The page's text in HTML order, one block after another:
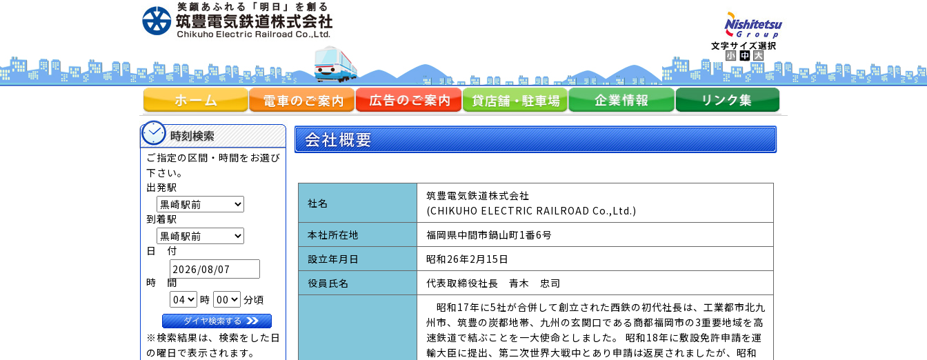
ご指定の区間・時間をお選び
下さい。
出発駅
到着駅
日 付
時 間
時
分頃
※検索結果は、検索をした日
の曜日で表示されます。
社名
筑豊電気鉄道株式会社
(CHIKUHO ELECTRIC RAILROAD Co.,Ltd.)
本社所在地
福岡県中間市鍋山町1番6号
設立年月日
昭和26年2月15日
役員氏名
代表取締役社長 青木 忠司
昭和17年に5社が合併して創立された西鉄の初代社長は、工業都市北九
州市、筑豊の炭都地帯、九州の玄関口である商都福岡市の3重要地域を高
速鉄道で結ぶことを一大使命としました。 昭和18年に敷設免許申請を運
輸大臣に提出、第二次世界大戦中とあり申請は返戻されましたが、昭和